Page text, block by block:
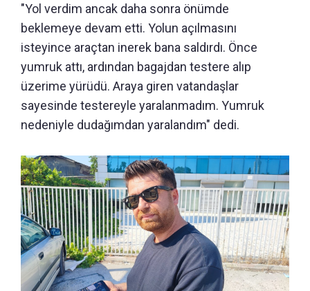
"Yol verdim ancak daha sonra önümde
beklemeye devam etti. Yolun açılmasını
isteyince araçtan inerek bana saldırdı. Önce
yumruk attı, ardından bagajdan testere alıp
üzerime yürüdü. Araya giren vatandaşlar
sayesinde testereyle yaralanmadım. Yumruk
nedeniyle dudağımdan yaralandım" dedi.